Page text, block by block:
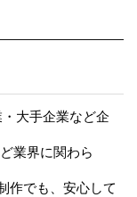
大手企業など企
業界に関わら
作でも、安心して